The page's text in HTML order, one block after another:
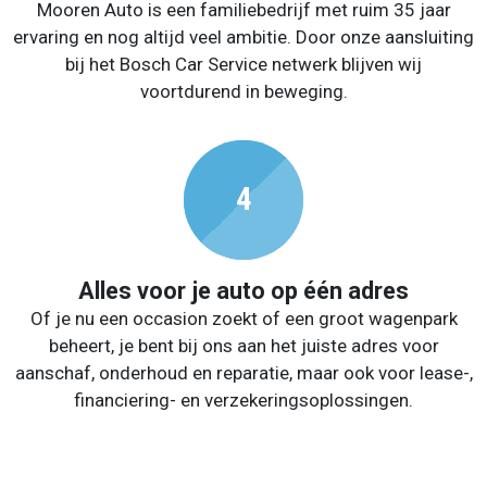
Mooren Auto is een familiebedrijf met ruim 35 jaar
ervaring en nog altijd veel ambitie. Door onze aansluiting
bij het Bosch Car Service netwerk blijven wij
voortdurend in beweging.
Alles voor je auto op één adres
Of je nu een occasion zoekt of een groot wagenpark
beheert, je bent bij ons aan het juiste adres voor
aanschaf, onderhoud en reparatie, maar ook voor lease-,
financiering- en verzekeringsoplossingen.